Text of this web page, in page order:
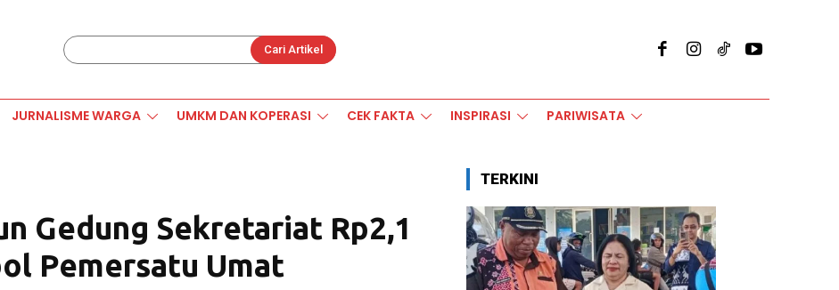
Cari Artikel
JURNALISME WARGA UMKM DAN KOPERASI CEK FAKTA INSPIRASI PARIWISATA
Gedung Sekretariat Rp2,1
Pemersatu Umat
TERKINI